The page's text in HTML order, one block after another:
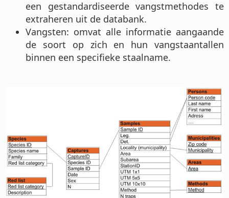
een gestandardiseerde vangstmethodes te
extraheren uit de databank.
Vangsten: omvat alle informatie aangaande
de soort op zich en hun vangstaantallen
binnen een specifieke staalname.